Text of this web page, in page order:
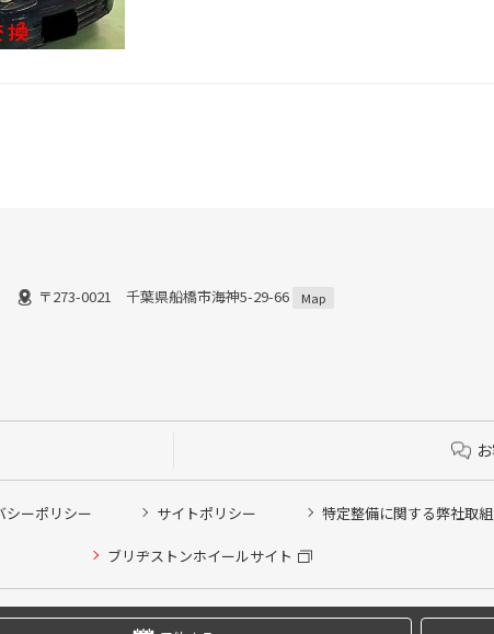
〒273-0021 千葉県船橋市海神5-29-66 Map
シーポリシー サイトポリシー 特定整備に関する弊社取
ブリヂストンホイールサイト
Copyright © 2024 Bridgestone Retail Co.,Ltd. All rights Reserved.
予約
契約会員の方はこちらを選択ください
ただけません